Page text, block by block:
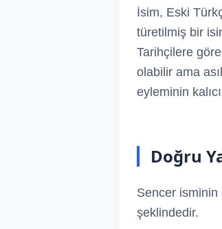
İsim, Eski
türetilmiş bir
Tarihçilere
olabilir ama
eyleminin
Doğru
Sencer isminin
şeklindedir.